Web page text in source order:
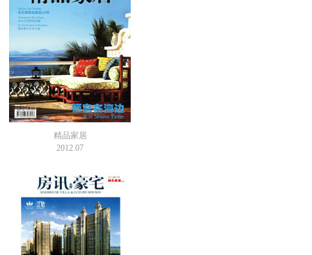
精品家居
2012.07